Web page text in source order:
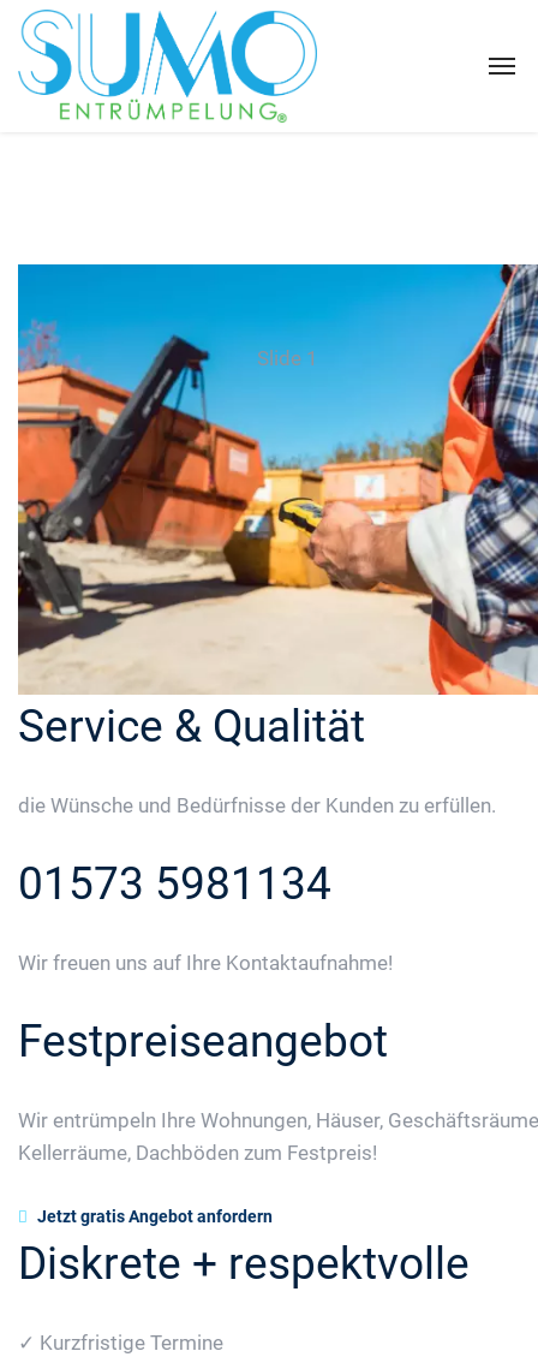
Slide 1
Service & Qualität
die Wünsche und Bedürfnisse der Kunden zu erfüllen.
01573 5981134
Wir freuen uns auf Ihre Kontaktaufnahme!
Festpreiseangebot
Wir entrümpeln Ihre Wohnungen, Häuser,
Kellerräume, Dachböden zum Festpreis!
Jetzt gratis Angebot anfordern
Diskrete + respektvolle
✓ Kurzfristige Termine